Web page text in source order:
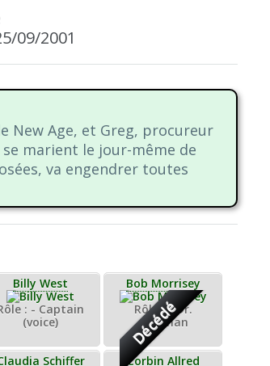
09/2001
New Age, et Greg, procureur
marient le jour-même de
va engendrer toutes
Billy West
: - Captain
(voice)
Bob Morrisey
Décédé
Rôle : - Dr.
Coleman
Schiffer
Corbin Allred